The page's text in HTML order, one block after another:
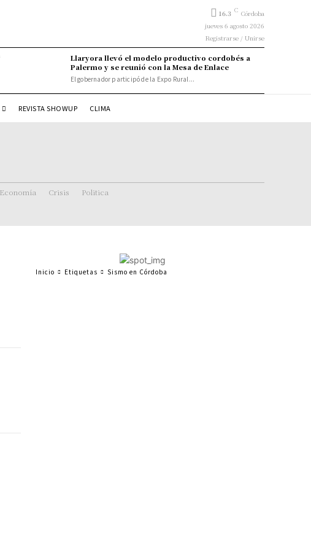
16.3 C Córdoba
jueves 6 agosto 2026
Registrarse / Unirse
Llaryora llevó el modelo productivo cordobés a
Palermo y se reunió con la Mesa de Enlace
El gobernador participó de la Expo Rural...
REVISTA SHOWUP CLIMA
Economía Crisis Politica
Inicio Etiquetas Sismo en Córdoba